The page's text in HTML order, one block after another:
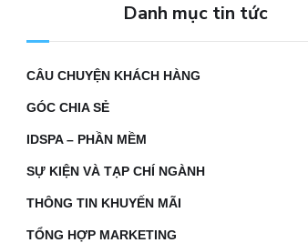
Danh mục tin tức
CÂU CHUYỆN KHÁCH HÀNG
GÓC CHIA SẺ
IDSPA – PHẦN MỀM
SỰ KIỆN VÀ TẠP CHÍ NGÀNH
THÔNG TIN KHUYẾN MÃI
TỔNG HỢP MARKETING